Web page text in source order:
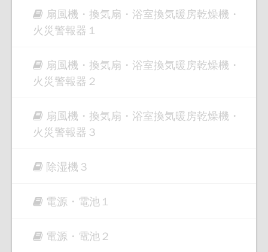
扇風機・換気扇・浴室換気暖房乾燥機・
火災警報器１
扇風機・換気扇・浴室換気暖房乾燥機・
火災警報器２
扇風機・換気扇・浴室換気暖房乾燥機・
火災警報器３
除湿機３
電源・電池１
電源・電池２